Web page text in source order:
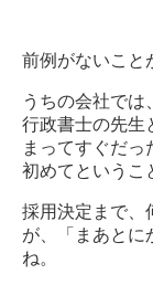
前例がないこと
うちの会社では
行政書士の先生
まってすぐだ
初めてというこ
採用決定まで、
が、「まあとに
ね。